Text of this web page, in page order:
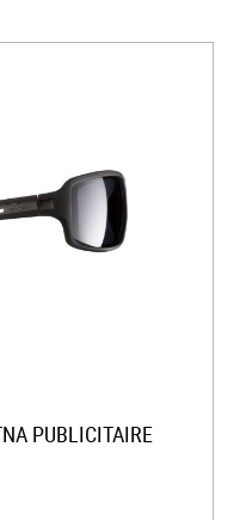
PUBLICITAIRE